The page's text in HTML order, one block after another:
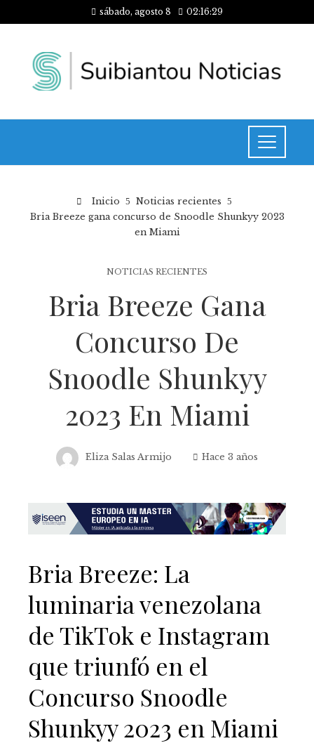
sábado, agosto 8 02:16:29
Inicio
Noticias recientes
Bria Breeze gana concurso de Snoodle Shunkyy 2023
en Miami
NOTICIAS RECIENTES
Bria Breeze Gana
Concurso De
Snoodle Shunkyy
2023 En Miami
Eliza Salas Armijo Hace 3 años
Bria Breeze: La
luminaria venezolana
de TikTok e Instagram
que triunfó en el
Concurso Snoodle
Shunkyy 2023 en Miami